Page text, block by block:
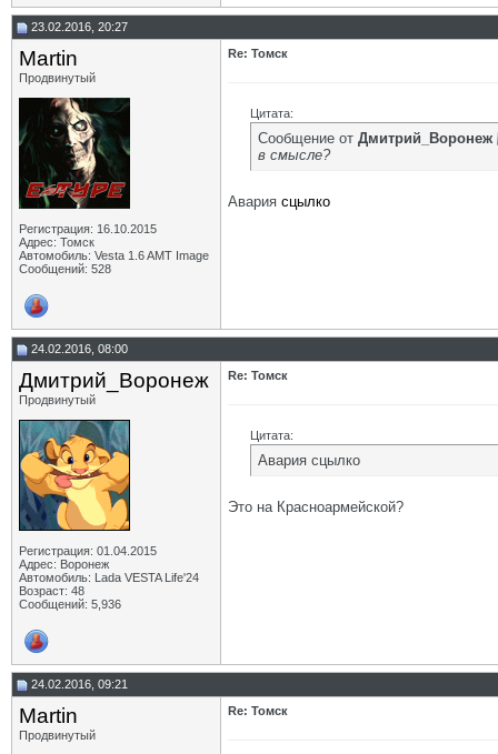
23.02.2016, 20:27
Martin
Продвинутый
Регистрация: 16.10.2015
Адрес: Томск
Автомобиль: Vesta 1.6 AMT Image
Сообщений: 528
Re: Томск
Цитата:
Сообщение от Дмитрий_Воронеж
в смысле?
Авария сцылко
24.02.2016, 08:00
Дмитрий_Воронеж
Продвинутый
Регистрация: 01.04.2015
Адрес: Воронеж
Автомобиль: Lada VESTA Life'24
Возраст: 48
Сообщений: 5,936
Re: Томск
Цитата:
Авария сцылко
Это на Красноармейской?
24.02.2016, 09:21
Martin
Продвинутый
Re: Томск